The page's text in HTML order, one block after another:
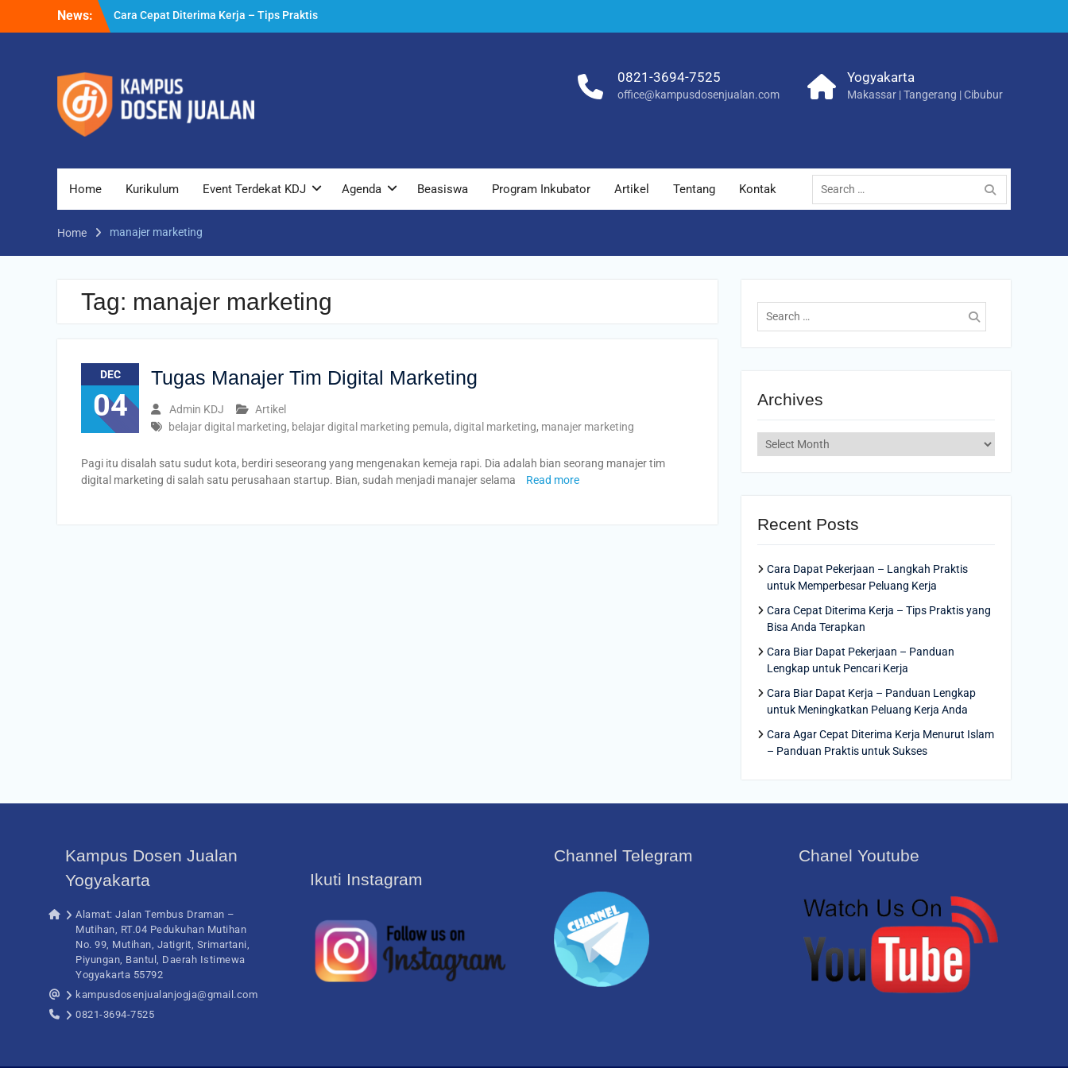
News:
Cara Cepat Diterima Kerja – Tips Praktis
yang Bisa Anda Terapkan
Cara Dapat Pekerjaan – Langkah Praktis
untuk Memperbesar Peluang Kerja
0821-3694-7525
office@kampusdosenjualan.com
Yogyakarta
Makassar | Tangerang | Cibubur
Home Kurikulum Event Terdekat KDJ Agenda Beasiswa Program Inkubator Artikel Tentang Kontak
Search
for:
Home manajer marketing
Tag: manajer marketing
DEC
04
Tugas Manajer Tim Digital Marketing
Admin KDJ
Artikel
belajar digital marketing, belajar digital marketing pemula, digital marketing, manajer marketing
Pagi itu disalah satu sudut kota, berdiri seseorang yang mengenakan kemeja rapi. Dia adalah bian seorang manajer tim
digital marketing di salah satu perusahaan startup. Bian, sudah menjadi manajer selama
Read more
Search
for:
Archives
Archives
Recent Posts
Cara Dapat Pekerjaan – Langkah Praktis
untuk Memperbesar Peluang Kerja
Cara Cepat Diterima Kerja – Tips Praktis yang
Bisa Anda Terapkan
Cara Biar Dapat Pekerjaan – Panduan
Lengkap untuk Pencari Kerja
Cara Biar Dapat Kerja – Panduan Lengkap
untuk Meningkatkan Peluang Kerja Anda
Cara Agar Cepat Diterima Kerja Menurut Islam
– Panduan Praktis untuk Sukses
Kampus Dosen Jualan
Yogyakarta
Alamat: Jalan Tembus Draman –
Mutihan, RT.04 Pedukuhan Mutihan
No. 99, Mutihan, Jatigrit, Srimartani,
Piyungan, Bantul, Daerah Istimewa
Yogyakarta 55792
kampusdosenjualanjogja@gmail.com
0821-3694-7525
Ikuti Instagram
Channel Telegram Chanel Youtube